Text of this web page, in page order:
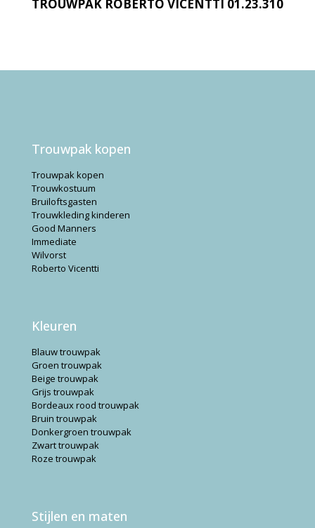
TROUWPAK ROBERTO VICENTTI 01.23.310
Trouwpak kopen
Trouwpak kopen
Trouwkostuum
Bruiloftsgasten
Trouwkleding kinderen
Good Manners
Immediate
Wilvorst
Roberto Vicentti
Kleuren
Blauw trouwpak
Groen trouwpak
Beige trouwpak
Grijs trouwpak
Bordeaux rood trouwpak
Bruin trouwpak
Donkergroen trouwpak
Zwart trouwpak
Roze trouwpak
Stijlen en maten